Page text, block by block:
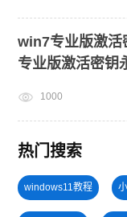
win7专业版激活
专业版激活密钥
1000
热门搜索
windows11教程